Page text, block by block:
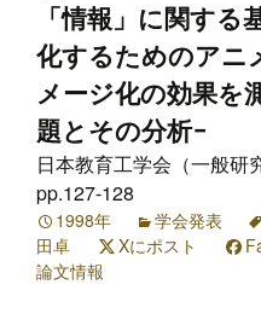
「情報」に関する
化するためのアニ
メージ化の効果を
題とその分析−
日本教育工学会（一般研
pp.127-128
1998年 学会発表
田卓
Xにポスト
論文情報